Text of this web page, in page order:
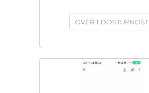
OVĚŘIT DOSTUPNOST